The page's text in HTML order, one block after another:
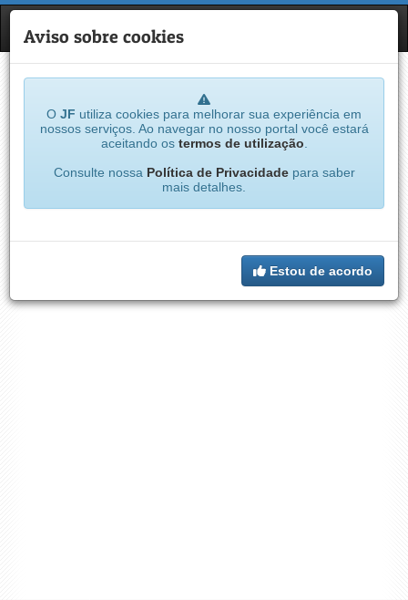
JF
Aviso sobre cookies
O JF utiliza cookies para melhorar sua experiência em
nossos serviços. Ao navegar no nosso portal você estará
aceitando os termos de utilização
Consulte nossa Política de Privacidadepara saber
mais detalhes.
Estou de acordo